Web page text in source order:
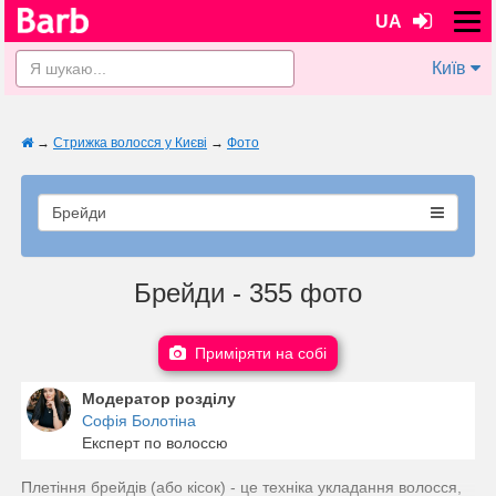
UA
Київ
→ Стрижка волосся у Києві → Фото
Брейди
Брейди - 355 фото
Приміряти на собі
Модератор розділу
Софія Болотіна
Експерт по волоссю
Плетіння брейдів (або кісок) - це техніка укладання волосся,